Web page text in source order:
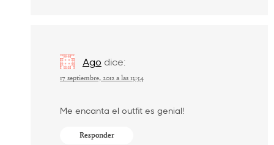
Ago dice:
17 septiembre, 2012 a las 13:54
Me encanta el outfit es genial!
Responder